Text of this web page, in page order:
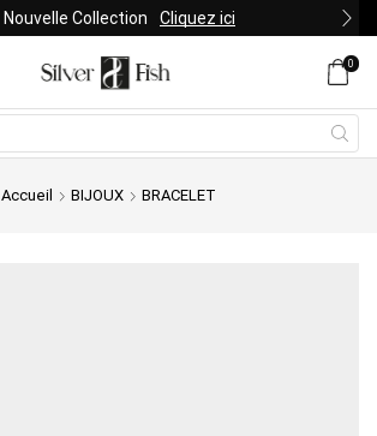
Nouvelle Collection Cliquez ici
0
Accueil BIJOUX BRACELET